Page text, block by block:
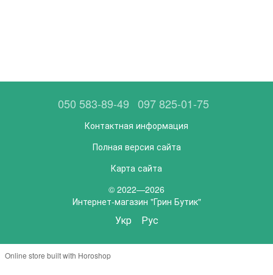
050 583-89-49 097 825-01-75
Контактная информация
Полная версия сайта
Карта сайта
© 2022—2026
Интернет-магазин "Грин Бутик"
Укр Рус
Online store built with Horoshop